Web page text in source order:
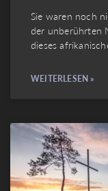
Sie waren noch
der unberührten
dieses
WEITERLESEN »